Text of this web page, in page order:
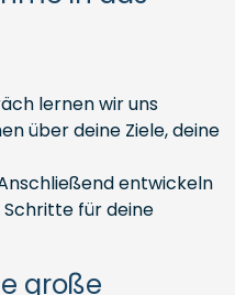
lernen wir uns
über deine Ziele, deine
entwickeln
für deine
große